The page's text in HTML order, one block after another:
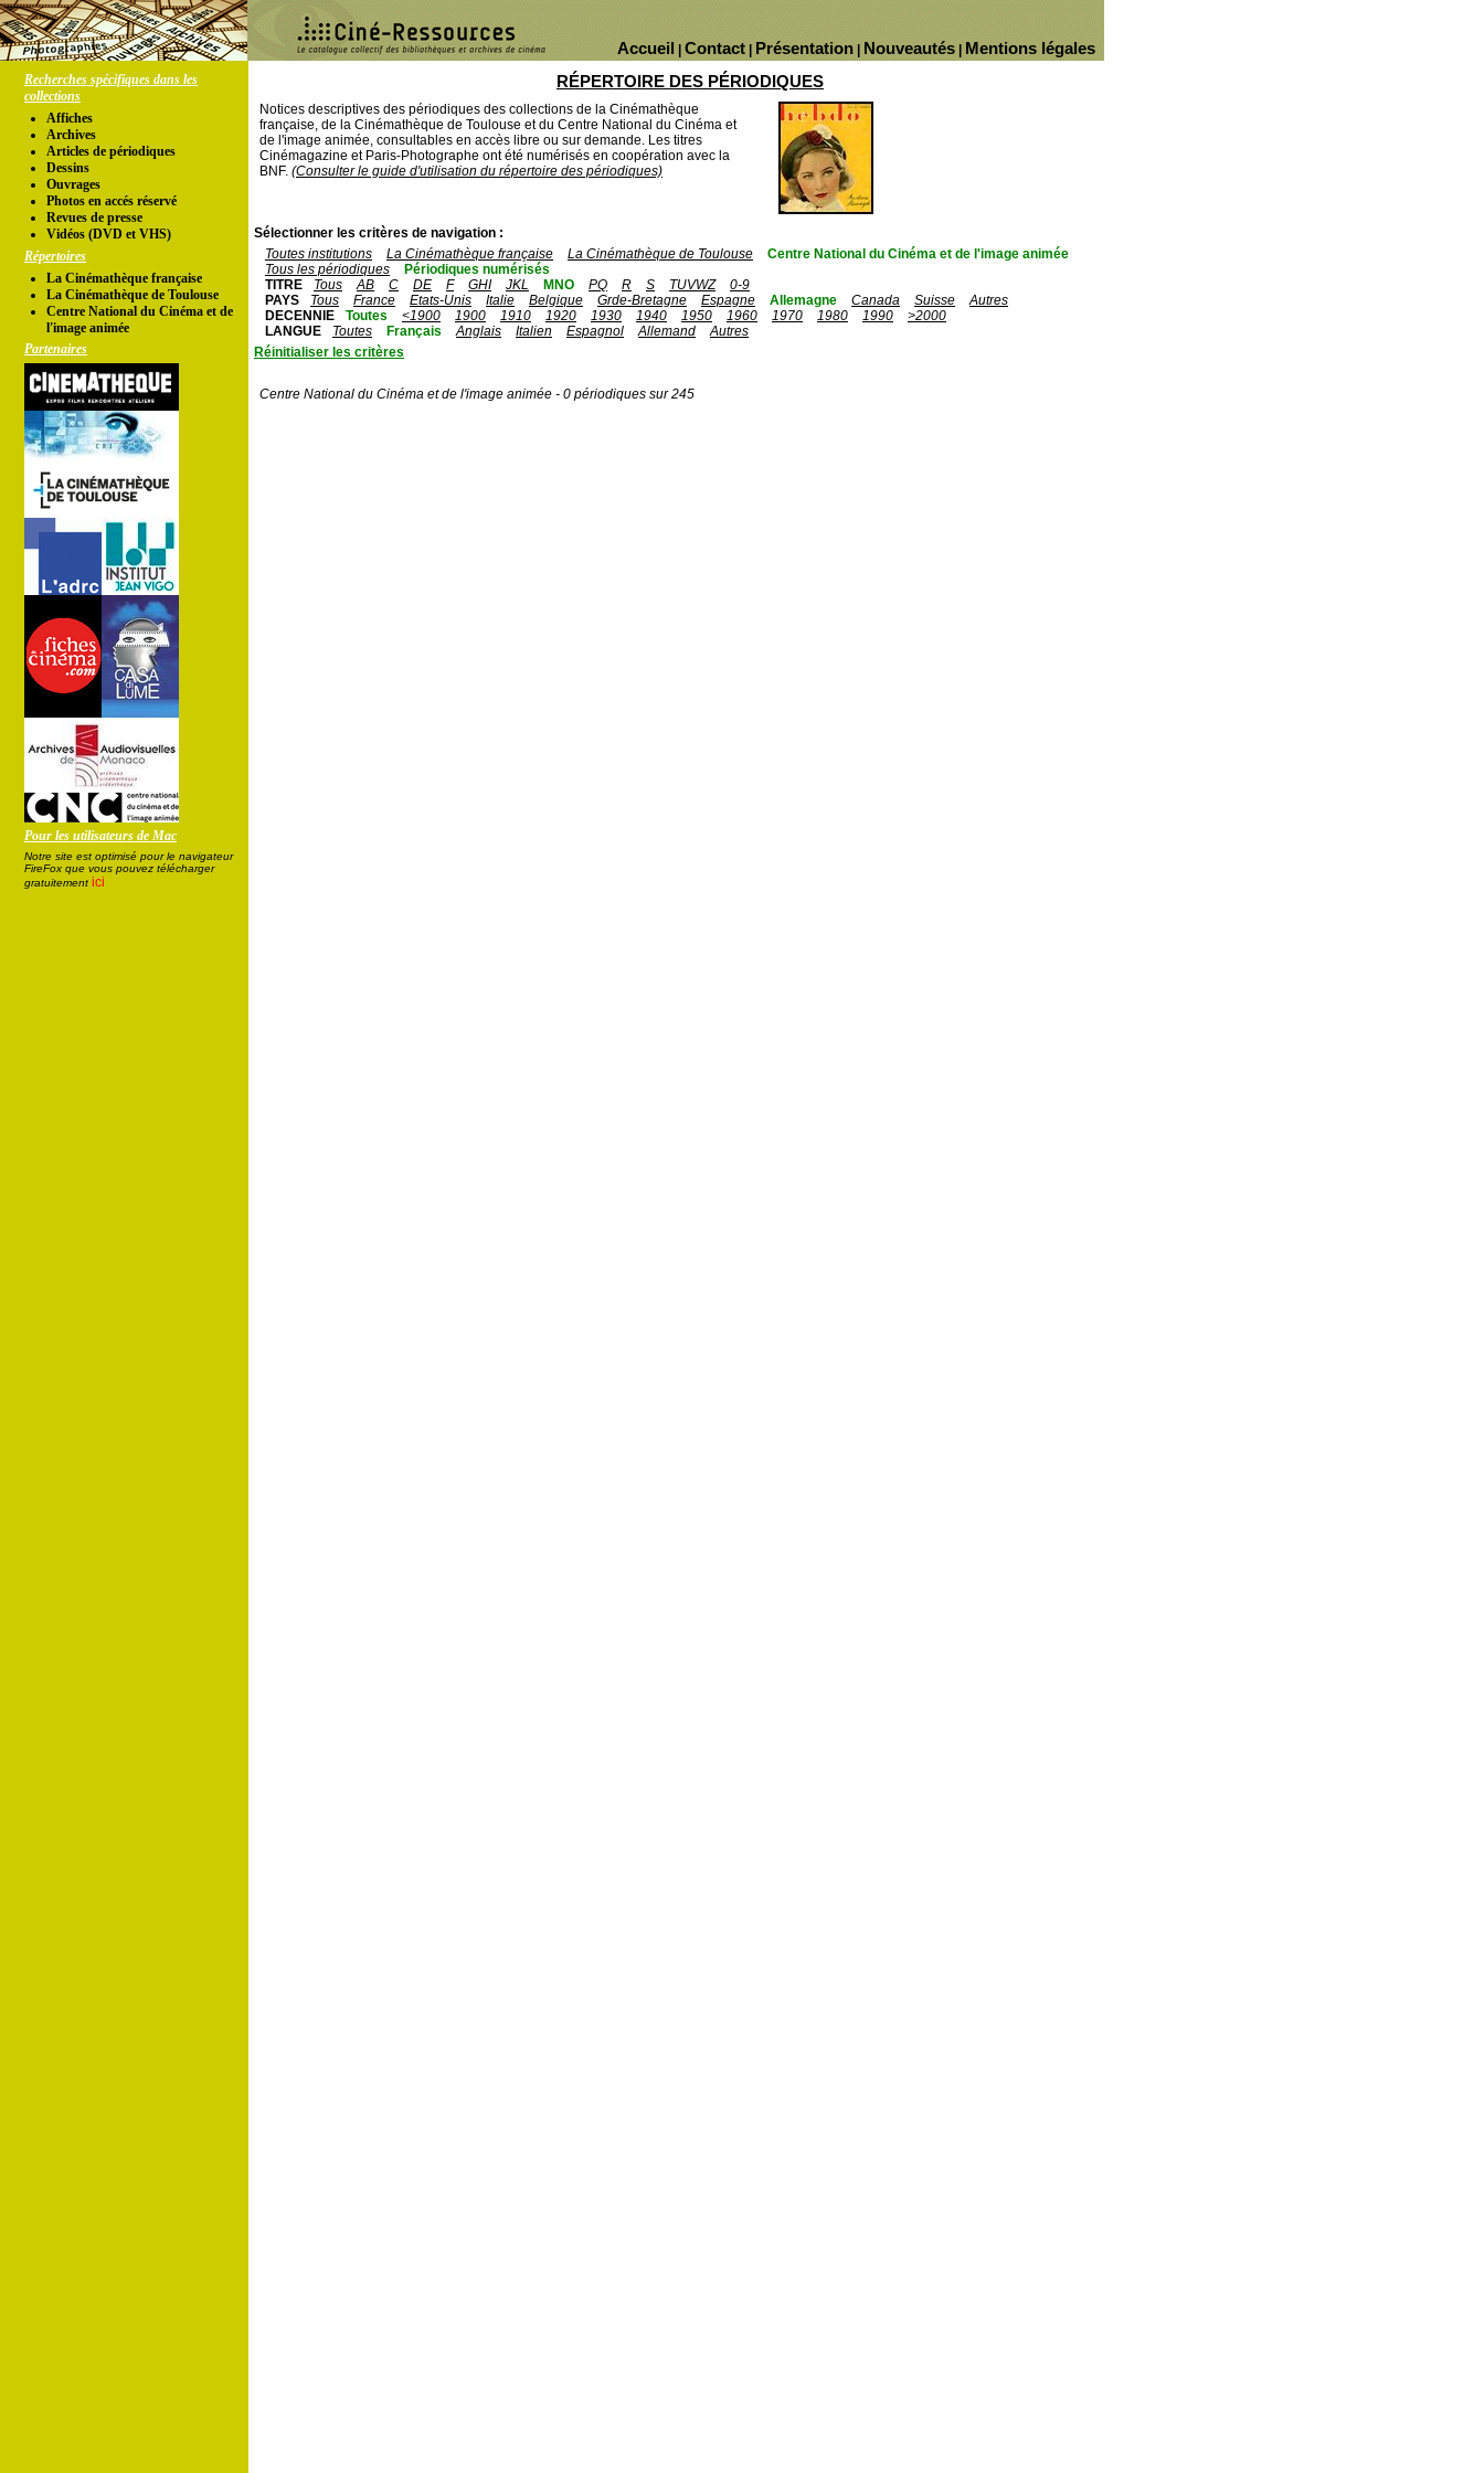
Mentions légales
Nouveautés
Présentation
Contact
Accueil
Recherches spécifiques dans les
collections
Affiches
Archives
Articles de périodiques
Dessins
Ouvrages
Photos en accés réservé
Revues de presse
Vidéos (DVD et VHS)
Répertoires
La Cinémathèque française
La Cinémathèque de Toulouse
Centre National du Cinéma et de
l'image animée
Partenaires
Pour les utilisateurs de Mac
Notre site est optimisé pour le navigateur
FireFox que vous pouvez télécharger
gratuitement ici
RÉPERTOIRE DES PÉRIODIQUES
Notices descriptives des périodiques des collections de la Cinémathèque
française, de la Cinémathèque de Toulouse et du Centre National du Cinéma et
de l'image animée, consultables en accès libre ou sur demande. Les titres
Cinémagazine et Paris-Photographe ont été numérisés en coopération avec la
BNF. (Consulter le guide d'utilisation du répertoire des périodiques)
Sélectionner les critères de navigation :
Toutes institutions
La Cinémathèque française La Cinémathèque de Toulouse
Centre National du Cinéma et de l'image animée
Tous les périodiques
Périodiques numérisés
TITRE
Tous AB C DE F GHI JKL MNO PQ R S TUVWZ
0-9
PAYS
Tous France Etats-Unis Italie Belgique Grde-Bretagne Espagne Allemagne Canada Suisse
Autres
DECENNIE
Toutes <1900 1900 1910 1920 1930 1940 1950 1960 1970 1980 1990
>2000
LANGUE
Toutes Français Anglais Italien Espagnol Allemand
Autres
Réinitialiser les critères
Centre National du Cinéma et de l'image animée - 0 périodiques sur 245